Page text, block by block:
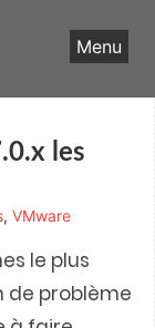
Menu
les
, VMware
le plus
de problème